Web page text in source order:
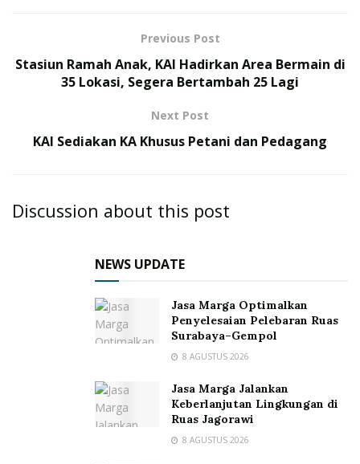
Previous Post
Stasiun Ramah Anak, KAI Hadirkan Area Bermain di
35 Lokasi, Segera Bertambah 25 Lagi
Next Post
KAI Sediakan KA Khusus Petani dan Pedagang
Discussion about this post
NEWS UPDATE
Jasa Marga Optimalkan
Penyelesaian Pelebaran Ruas
Surabaya–Gempol
8 AGUSTUS 2026
Jasa Marga Jalankan
Keberlanjutan Lingkungan di
Ruas Jagorawi
8 AGUSTUS 2026